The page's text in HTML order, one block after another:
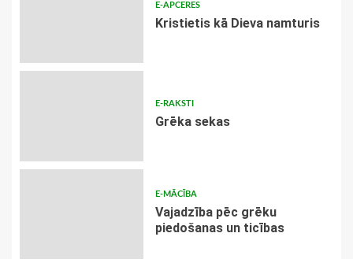
E-APCERES
Kristietis kā Dieva namturis
E-RAKSTI
Grēka sekas
E-MĀCĪBA
Vajadzība pēc grēku
piedošanas un ticības